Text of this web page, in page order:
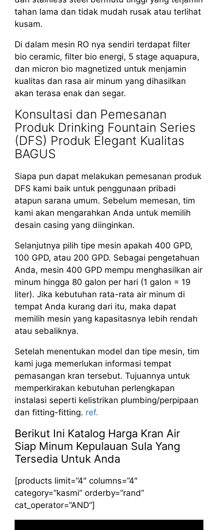
tahan lama dan tidak mudah rusak atau terlihat
kusam.
Di dalam mesin RO nya sendiri terdapat filter
bio ceramic, filter bio energi, 5 stage aquapura,
dan micron bio magnetized untuk menjamin
kualitas dan rasa air minum yang dihasilkan
akan terasa enak dan segar.
Konsultasi dan Pemesanan
Produk Drinking Fountain Series
(DFS) Produk Elegant Kualitas
BAGUS
Siapa pun dapat melakukan pemesanan produk
DFS kami baik untuk penggunaan pribadi
atapun sarana umum. Sebelum memesan, tim
kami akan mengarahkan Anda untuk memilih
desain casing yang diinginkan.
Selanjutnya pilih tipe mesin apakah 400 GPD,
100 GPD, atau 200 GPD. Sebagai pengetahuan
Anda, mesin 400 GPD mempu menghasilkan air
minum hingga 80 galon per hari (1 galon = 19
liter). Jika kebutuhan rata-rata air minum di
tempat Anda kurang dari itu, maka dapat
memilih mesin yang kapasitasnya lebih rendah
atau sebaliknya.
Setelah menentukan model dan tipe mesin, tim
kami juga memerlukan informasi tempat
pemasangan kran tersebut. Tujuannya untuk
memperkirakan kebutuhan perlengkapan
instalasi seperti kelistrikan plumbing/perpipaan
dan fitting-fitting. ref.
Berikut Ini Katalog Harga Kran Air
Siap Minum Kepulauan Sula Yang
Tersedia Untuk Anda
[products limit=”4″ columns=”4″
category=”kasmi” orderby=”rand”
cat_operator=”AND”]